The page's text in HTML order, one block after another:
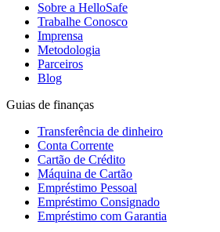
Sobre a HelloSafe
Trabalhe Conosco
Imprensa
Metodologia
Parceiros
Blog
Guias de finanças
Transferência de dinheiro
Conta Corrente
Cartão de Crédito
Máquina de Cartão
Empréstimo Pessoal
Empréstimo Consignado
Empréstimo com Garantia